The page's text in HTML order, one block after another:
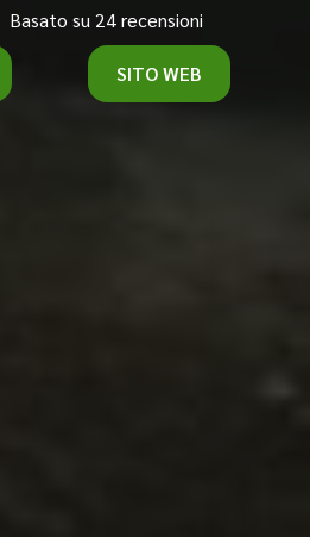
Basato su 24 recensioni
SITO WEB